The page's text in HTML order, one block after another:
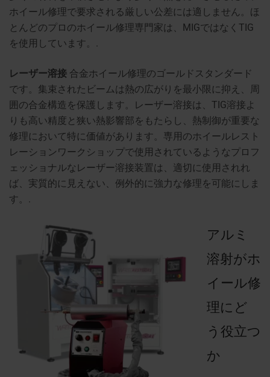
ホイール修理で要求される厳しい公差には適しません。ほ
とんどのプロのホイール修理専門家は、MIGではなくTIG
を使用しています。.
レーザー溶接 合金ホイール修理のゴールドスタンダード
です。集束されたビームは熱の広がりを最小限に抑え、周
囲の合金構造を保護します。レーザー溶接は、TIG溶接よ
りも高い精度と狭い熱影響部をもたらし、熱制御が重要な
修理において特に価値があります。専用のホイールレスト
レーションワークショップで使用されているようなプロフ
ェッショナルなレーザー溶接装置は、適切に使用されれ
ば、実質的に見えない、例外的に強力な修理を可能にしま
す。.
アルミ
溶射がホ
イール修
理にど
う役立つ
か